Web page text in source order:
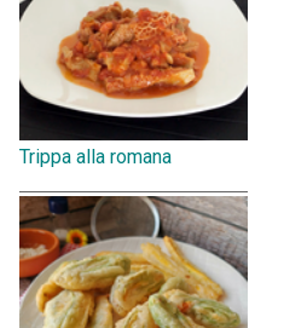
Trippa alla romana